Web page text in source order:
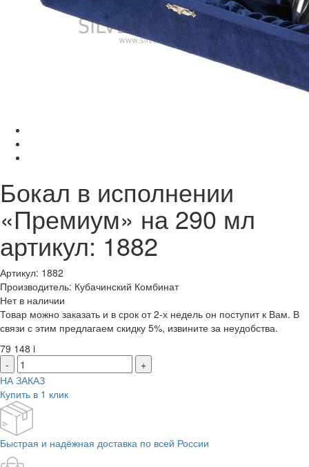
Бокал в исполнении
«Премиум» на 290 мл
артикул: 1882
Артикул: 1882
Производитель: Кубачинский Комбинат
Нет в наличии
Товар можно заказать и в срок от 2-х недель он поступит к Вам. В
связи с этим предлагаем скидку 5%, извините за неудобства.
79 148 i
-
+
НА ЗАКАЗ
Купить в 1 клик
Быстрая и надёжная доставка по всей России